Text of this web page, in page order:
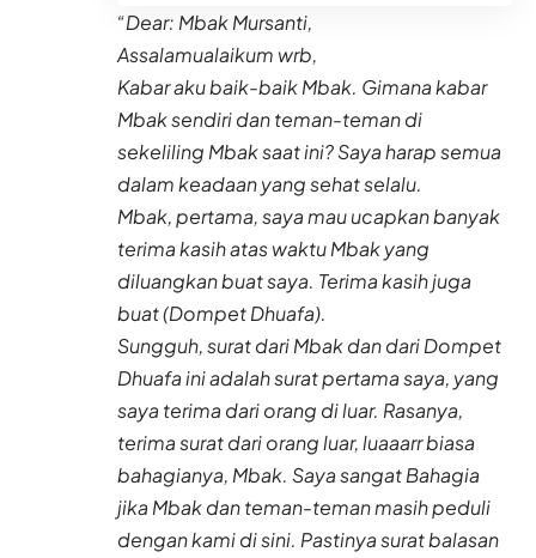
“Dear: Mbak Mursanti,
Assalamualaikum wrb,
Kabar aku baik-baik Mbak. Gimana kabar
Mbak sendiri dan teman-teman di
sekeliling Mbak saat ini? Saya harap semua
dalam keadaan yang sehat selalu.
Mbak, pertama, saya mau ucapkan banyak
terima kasih atas waktu Mbak yang
diluangkan buat saya. Terima kasih juga
buat (Dompet Dhuafa).
Sungguh, surat dari Mbak dan dari Dompet
Dhuafa ini adalah surat pertama saya, yang
saya terima dari orang di luar. Rasanya,
terima surat dari orang luar, luaaarr biasa
bahagianya, Mbak. Saya sangat Bahagia
jika Mbak dan teman-teman masih peduli
dengan kami di sini. Pastinya surat balasan